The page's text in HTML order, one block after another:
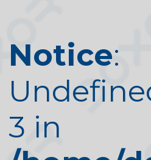
Notice:
3 in